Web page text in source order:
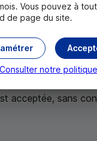
de paiement et
surprise
acceptée, sans
Vous pouvez à
de page du site.
Consulter notre politique